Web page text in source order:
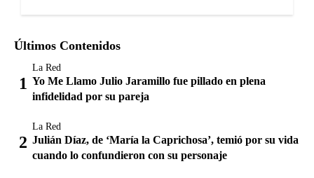
Últimos Contenidos
La Red
Yo Me Llamo Julio Jaramillo fue pillado en plena
infidelidad por su pareja
La Red
Julián Díaz, de ‘María la Caprichosa’, temió por su vida
cuando lo confundieron con su personaje